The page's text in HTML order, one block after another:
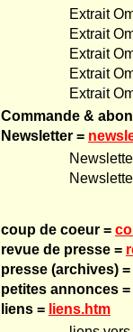
Extrait
Extrait
Extrait
Extrait
Extrait
Commande &
Newsletter =
coup de coeur =
revue de presse =
presse (archives) =
petites annonces =
liens = liens.htm